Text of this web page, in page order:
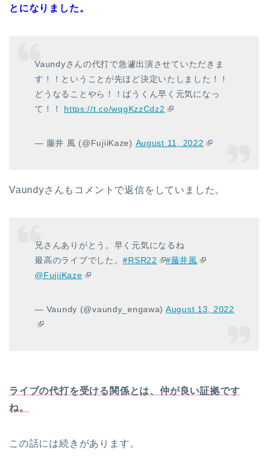
とになりました。
Vaundyさんの代打で急遽出演させていただきま
す！！ということが先ほど決定いたしました！！
どうなることやら！！ばうくん早く元気になっ
て！！ https://t.co/wqgKzzCdz2
— 藤井 風 (@FujiiKaze) August 11, 2022
Vaundyさんもコメントで返信をしていました。
兄さんありがとう。早く元気になるね
最高のライブでした。#RSR22
#藤井風
@FujiiKaze
— Vaundy (@vaundy_engawa) August 13, 2022
ライブの代打を受ける関係とは、仲が良い証拠です
ね。
この話には続きがあります。